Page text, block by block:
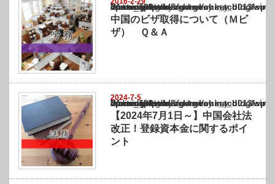
Warning
: Undefined array key "show_category" in
/home/netst/kuno-cpa.co.jp/public_html/china_blog/wp-content/themes/
on line183
中国のビザ取得について（Ｍビ
ザ） Ｑ＆Ａ
2024-7-5
Warning
: Undefined array key "show_category" in
/home/netst/kuno-cpa.co.jp/public_html/china_blog/wp-content/themes/
on line183
【2024年7月1日～】中国会社法
改正！登録資本金に関するポイ
ント